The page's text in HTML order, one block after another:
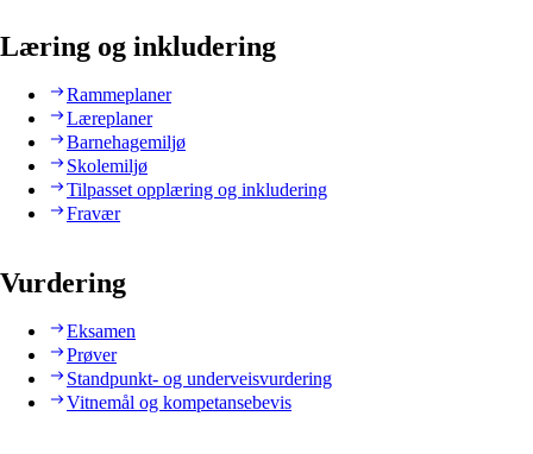
Læring og inkludering
Rammeplaner
Læreplaner
Barnehagemiljø
Skolemiljø
Tilpasset opplæring og inkludering
Fravær
Vurdering
Eksamen
Prøver
Standpunkt- og underveisvurdering
Vitnemål og kompetansebevis